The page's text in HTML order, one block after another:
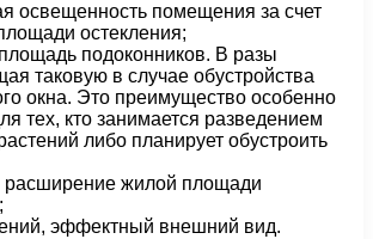
освещенность помещения за счет
остекления;
подоконников. В разы
таковую в случае обустройства
окна. Это преимущество особенно
тех, кто занимается разведением
либо планирует обустроить
расширение жилой площади
эффектный внешний вид.